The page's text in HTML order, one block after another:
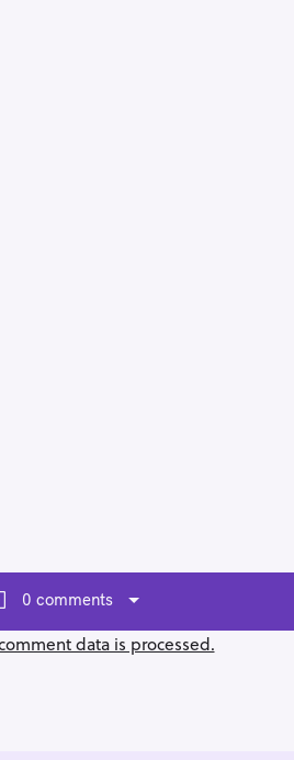
0 comments
data is processed.